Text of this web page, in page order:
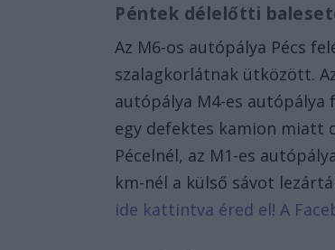
Péntek délelőtti
Az M6-os autópálya Pécs
szalagkorlátnak ütközött.
autópálya M4-es autópálya
egy defektes kamion miatt
Pécelnél, az M1-es
km-nél a külső sávot
ide kattintva éred el! A